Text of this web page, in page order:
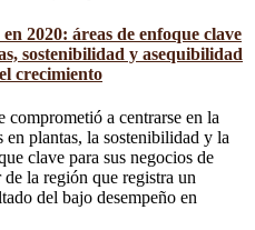
2020: áreas de enfoque clave
sostenibilidad y asequibilidad
crecimiento
comprometió a centrarse en la
plantas, la sostenibilidad y la
clave para sus negocios de
la región que registra un
del bajo desempeño en